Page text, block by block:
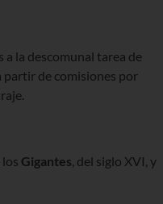
a la descomunal tarea de
partir de comisiones por
Gigantes , del siglo XVI, y